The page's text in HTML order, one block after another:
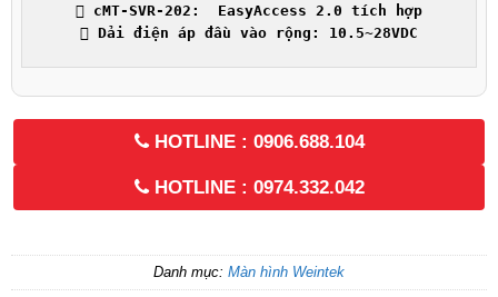
 cMT-SVR-202:  EasyAccess 2.0 tích hợp
 Dải điện áp đầu vào rộng: 10.5~28VDC
HOTLINE : 0906.688.104
HOTLINE : 0974.332.042
Danh mục: Màn hình Weintek